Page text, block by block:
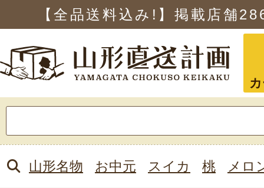
【全品送料込み!】掲載店舗
索:
山形名物 お中元 スイカ 桃 メロ